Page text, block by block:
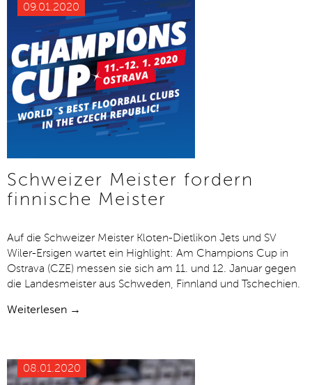
09.01.2020
Schweizer Meister fordern
finnische Meister
Auf die Schweizer Meister Kloten-Dietlikon Jets und SV
Wiler-Ersigen wartet ein Highlight: Am Champions Cup in
Ostrava (CZE) messen sie sich am 11. und 12. Januar gegen
die Landesmeister aus Schweden, Finnland und Tschechien.
Weiterlesen →
08.01.2020